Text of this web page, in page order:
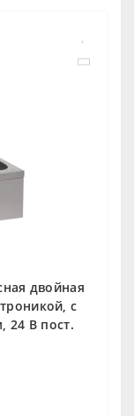
двойная
с
24 В пост.